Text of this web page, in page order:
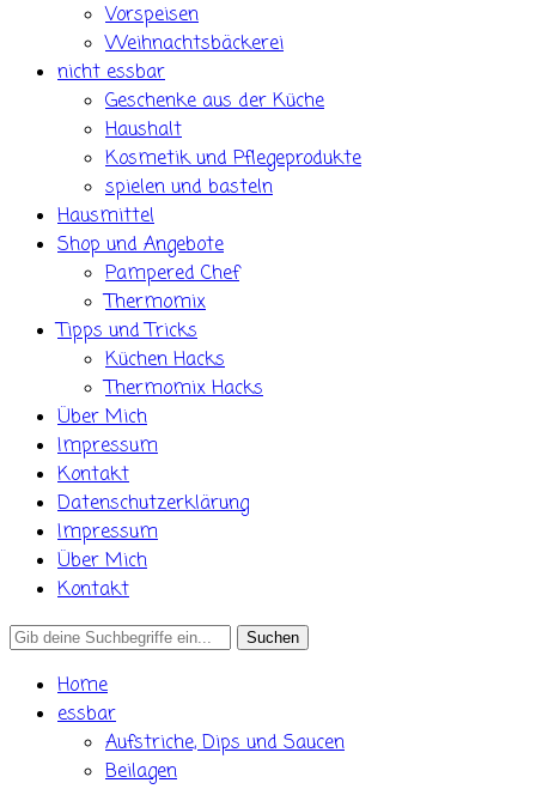
Vorspeisen
Weihnachtsbäckerei
nicht essbar
Geschenke aus der Küche
Haushalt
Kosmetik und Pflegeprodukte
spielen und basteln
Hausmittel
Shop und Angebote
Pampered Chef
Thermomix
Tipps und Tricks
Küchen Hacks
Thermomix Hacks
Über Mich
Impressum
Kontakt
Datenschutzerklärung
Impressum
Über Mich
Kontakt
Search
Home
essbar
Aufstriche, Dips und Saucen
Beilagen